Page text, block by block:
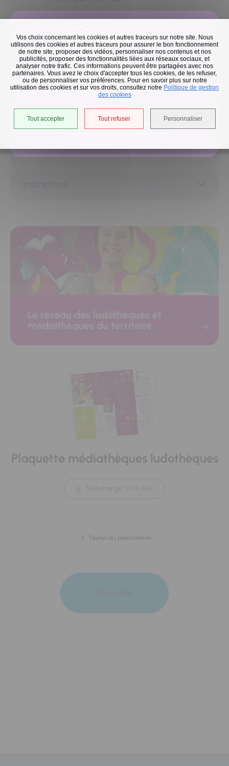
Vos choix concernant les cookies et autres traceurs sur notre site. Nous
utilisons des cookies et autres traceurs pour assurer le bon fonctionnement
de notre site, proposer des vidéos, personnaliser nos contenus et nos
publicités, proposer des fonctionnalités liées aux réseaux sociaux, et
analyser notre trafic. Ces informations peuvent être partagées avec nos
partenaires. Vous avez le choix d'accepter tous les cookies, de les refuser,
ou de personnaliser vos préférences. Pour en savoir plus sur notre
utilisation des cookies et sur vos droits, consultez notre Politique de gestion
des cookies
Tout accepter Tout refuser Personnaliser
Flash infos
Collecte des déchets
En raison des températures, le passage de nos camions
est avancé d'une heure jusqu'au 14 août.
Accéder à l'univers déchets
01 69 57 82 00
Courriel
Activités
Le réseau des ludothèques et
médiathèques du territoire
Plaquette médiathèques ludothèques
Toutes les publications